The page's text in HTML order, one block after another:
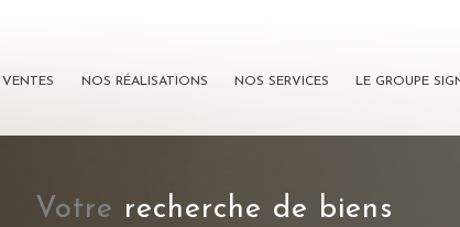
VENTES NOS RÉALISATIONS NOS SERVICES LE GROUPE
votre recherche de biens